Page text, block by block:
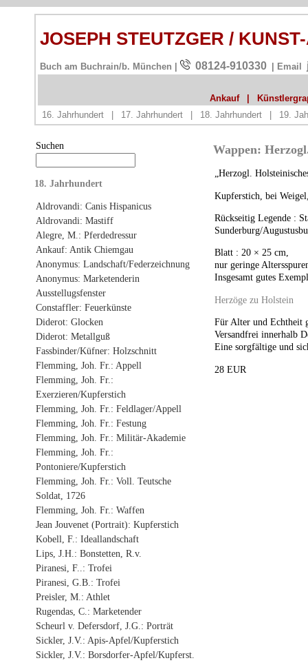
JOSEPH STEUTZGER /
Buch am Buchrain/b. München | 08124-910330 | Email
Ankauf
16. Jahrhundert
17. Jahrhundert 18. Jahrhundert 19.
Suchen
18. Jahrhundert
Aldrovandi: Canis Hispanicus
Aldrovandi: Mastiff
Alegre, M.: Pferdedressur
Ankauf: Antik Chiemgau
Anonymus: Landschaft/Federzeichnung
Anonymus: Marketenderin
Ausstellugsfenster
Constaffler: Feuerkünste
Diderot: Glocken
Diderot: Metallguß
Fassbinder/Küfner: Holzschnitt
Flemming, Joh. Fr.: Appell
Flemming, Joh. Fr.:
Exerzieren/Kupferstich
Flemming, Joh. Fr.: Feldlager/Appell
Flemming, Joh. Fr.: Festung
Flemming, Joh. Fr.: Militär-Akademie
Flemming, Joh. Fr.:
Pontoniere/Kupferstich
Flemming, Joh. Fr.: Voll. Teutsche
Soldat, 1726
Flemming, Joh. Fr.: Waffen
Jean Jouvenet (Portrait): Kupferstich
Kobell, F.: Ideallandschaft
Lips, J.H.: Bonstetten, R.v.
Piranesi, F..: Trofei
Piranesi, G.B.: Trofei
Preisler, M.: Athlet
Rugendas, C.: Marketender
Scheurl v. Defersdorf, J.G.: Porträt
Sickler, J.V.: Apis-Apfel/Kupferstich
Sickler, J.V.: Borsdorfer-Apfel/Kupferst.
Wappen:
„Herzogl.
Kupferstich, bei
Rückseitig Legende :
Sunderburg/
Blatt : 20 × 25 cm,
nur geringe
Insgesamt gutes
Herzöge zu Holstein
Für Alter und Echtheit
Versandfrei innerhalb
Eine sorgfältige und
28 EUR